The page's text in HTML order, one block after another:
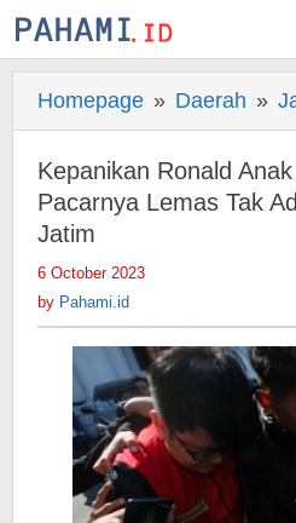
Skip
to
Homepage » Daerah »
Kepanikan Ronald
Pacarnya Lemas Tak
Jatim
6 October 2023
by Pahami.id